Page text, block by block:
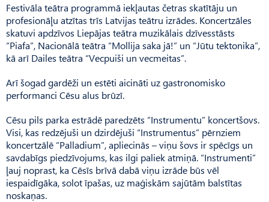
Festivāla teātra programmā iekļautas četras skatītāju un
profesionāļu atzītas trīs Latvijas teātru izrādes. Koncertzāles
skatuvi apdzīvos Liepājas teātra muzikālais dzīvesstāsts
“Piafa”, Nacionālā teātra “Mollija saka jā!” un “Jūtu tektonika”,
kā arī Dailes teātra “Vecpuiši un vecmeitas”.
Arī šogad gardēži un estēti aicināti uz gastronomisko
performanci Cēsu alus brūzī.
Cēsu pils parka estrādē paredzēts “Instrumentu” koncertšovs.
Visi, kas redzējuši un dzirdējuši “Instrumentus” pērnziem
koncertzālē “Palladium”, apliecinās – viņu šovs ir spēcīgs un
savdabīgs piedzīvojums, kas ilgi paliek atmiņā. “Instrumenti”
ļauj noprast, ka Cēsīs brīvā dabā viņu izrāde būs vēl
iespaidīgāka, solot īpašas, uz maģiskām sajūtām balstītas
noskaņas.